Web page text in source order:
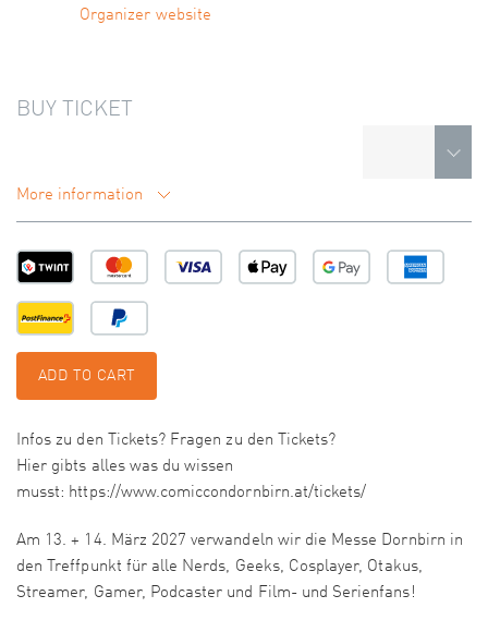
Organizer website
BUY TICKET
More information
ADD TO CART
Infos zu den Tickets? Fragen zu den Tickets?
Hier gibts alles was du wissen
musst: https://www.comiccondornbirn.at/tickets/
Am 13. + 14. März 2027 verwandeln wir die Messe Dornbirn in
den Treffpunkt für alle Nerds, Geeks, Cosplayer, Otakus,
Streamer, Gamer, Podcaster und Film- und Serienfans!